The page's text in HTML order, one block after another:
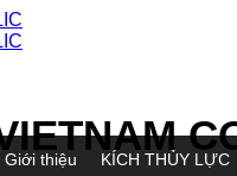
Giới thiệu KÍCH THỦY LỰC